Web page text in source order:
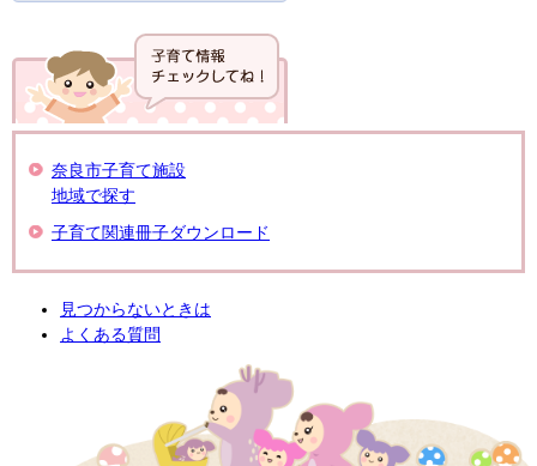
奈良市子育て施設
地域で探す
子育て関連冊子ダウンロード
見つからないときは
よくある質問